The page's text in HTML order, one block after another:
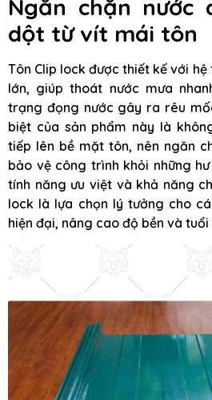
Ngăn chặn nước
dột từ vít mái tôn
Tôn Clip lock được thiết kế với
lớn, giúp thoát nước mưa
trạng đọng nước gây ra rêu
biệt của sản phẩm này là
tiếp lên bề mặt tôn, nên ngăn
bảo vệ công trình khỏi những
tính năng ưu việt và khả năng
lock là lựa chọn lý tưởng cho
hiện đại, nâng cao độ bền và